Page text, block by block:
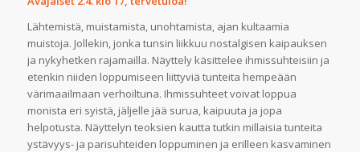
Lähtemistä, muistamista, unohtamista, ajan kultaamia
muistoja. Jollekin, jonka tunsin liikkuu nostalgisen kaipauksen
ja nykyhetken rajamailla. Näyttely käsittelee ihmissuhteisiin ja
etenkin niiden loppumiseen liittyviä tunteita hempeään
värimaailmaan verhoiltuna. Ihmissuhteet voivat loppua
monista eri syistä, jäljelle jää surua, kaipuuta ja jopa
helpotusta. Näyttelyn teoksien kautta tutkin millaisia tunteita
ystävyys- ja parisuhteiden loppuminen ja erilleen kasvaminen